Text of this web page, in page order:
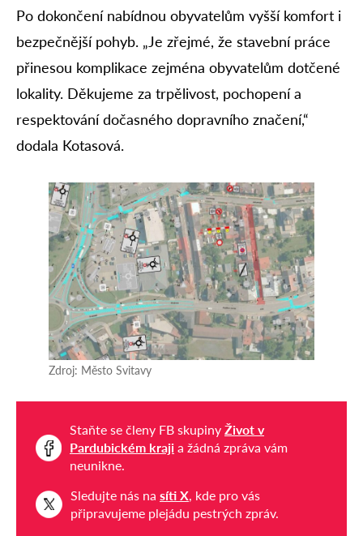
Po dokončení nabídnou obyvatelům vyšší komfort i
bezpečnější pohyb. „Je zřejmé, že stavební práce
přinesou komplikace zejména obyvatelům dotčené
lokality. Děkujeme za trpělivost, pochopení a
respektování dočasného dopravního značení,“
dodala Kotasová.
Zdroj: Město Svitavy
Staňte se členy FB skupiny Život v
Pardubickém kraji a žádná zpráva vám
neunikne.
Sledujte nás na síti X, kde pro vás
připravujeme plejádu pestrých zpráv.